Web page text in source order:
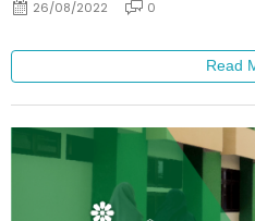
26/08/2022 0
Read